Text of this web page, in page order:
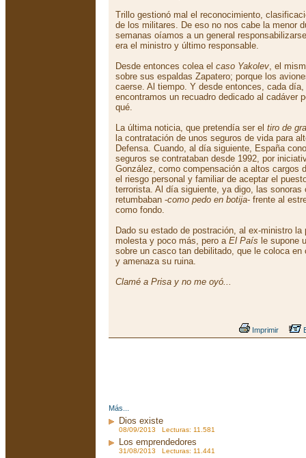
Trillo gestionó mal el reconocimiento,
de los militares. De eso no nos cabe la menor
semanas oíamos a un general
era el ministro y último responsable.
Desde entonces colea el caso Yakolev, el
sobre sus espaldas Zapatero; porque los
caerse. Al tiempo. Y desde entonces, cada
encontramos un recuadro dedicado al cadáver
qué.
La última noticia, que pretendía ser el tiro de
la contratación de unos seguros de vida para
Defensa. Cuando, al día siguiente, España
seguros se contrataban desde 1992, por
González, como compensación a altos cargos
el riesgo personal y familiar de aceptar el
terrorista. Al día siguiente, ya digo, las sonoras
retumbaban -como pedo en botija- frente al
como fondo.
Dado su estado de postración, al ex-ministro la
molesta y poco más, pero a El País le supone
sobre un casco tan debilitado, que le coloca
y amenaza su ruina.
Clamé a Prisa y no me oyó...
Imprimir
Más...
Dios existe
08/09/2013 Lecturas: 11.581
Los emprendedores
31/08/2013 Lecturas: 11.441